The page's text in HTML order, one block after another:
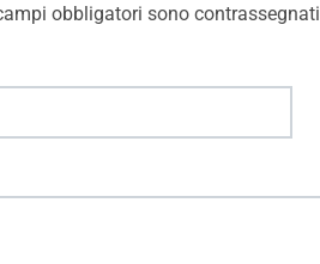
obbligatori sono contrassegnati